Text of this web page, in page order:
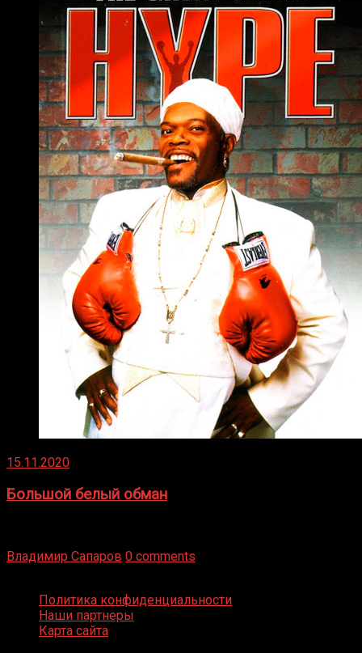
15.11.2020
Большой белый обман
Владимир Сапаров 0 comments
Политика конфиденциальности
Наши партнеры
Карта сайта